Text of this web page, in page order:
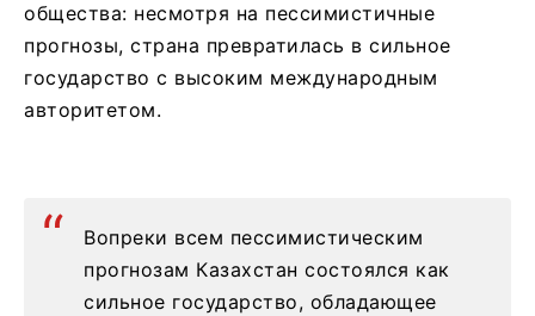
общества: несмотря на пессимистичные
прогнозы, страна превратилась в сильное
государство с высоким международным
авторитетом.
Вопреки всем пессимистическим
прогнозам Казахстан состоялся как
сильное государство, обладающее